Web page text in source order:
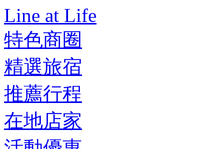
Line at Life
特色商圈
精選旅宿
推薦行程
在地店家